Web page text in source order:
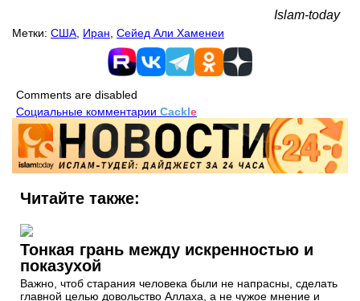
Islam-today
Метки: США Иран Сейед Али Хаменеи
Comments are disabled
Социальные комментарии Cackle
Читайте также:
Тонкая грань между искренностью и
показухой
Важно, чтоб старания человека были не напрасны, сделать
главной целью довольство Аллаха, а не чужое мнение и